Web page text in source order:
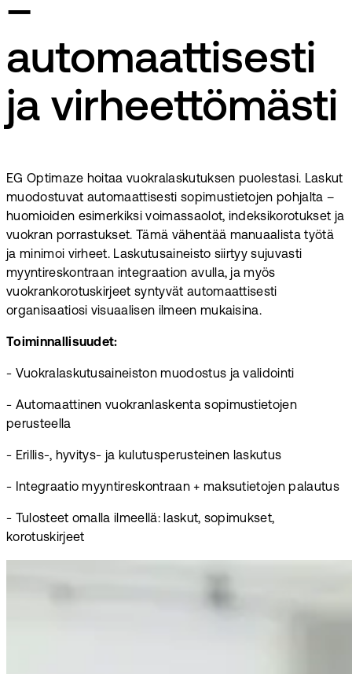
–
automaattisesti
ja virheettömästi
EG Optimaze hoitaa vuokralaskutuksen puolestasi. Laskut
muodostuvat automaattisesti sopimustietojen pohjalta –
huomioiden esimerkiksi voimassaolot, indeksikorotukset ja
vuokran porrastukset. Tämä vähentää manuaalista työtä
ja minimoi virheet. Laskutusaineisto siirtyy sujuvasti
myyntireskontraan integraation avulla, ja myös
vuokrankorotuskirjeet syntyvät automaattisesti
organisaatiosi visuaalisen ilmeen mukaisina.
Toiminnallisuudet:
- Vuokralaskutusaineiston muodostus ja validointi
- Automaattinen vuokranlaskenta sopimustietojen
perusteella
- Erillis-, hyvitys- ja kulutusperusteinen laskutus
- Integraatio myyntireskontraan + maksutietojen palautus
- Tulosteet omalla ilmeellä: laskut, sopimukset,
korotuskirjeet